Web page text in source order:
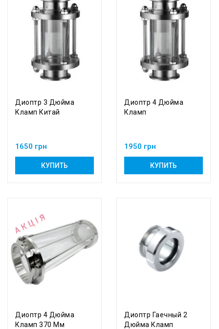
Диоптр 3 Дюйма
Кламп Китай
1650 грн
КУПИТЬ
Диоптр 4 Дюйма
Кламп
1950 грн
КУПИТЬ
Диоптр 4 Дюйма
Кламп 370 Мм
Диоптр Гаечный 2
Дюйма Кламп